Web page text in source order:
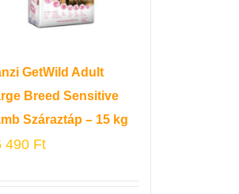
GetWild Adult
Breed Sensitive
Száraztáp – 15 kg
490 Ft